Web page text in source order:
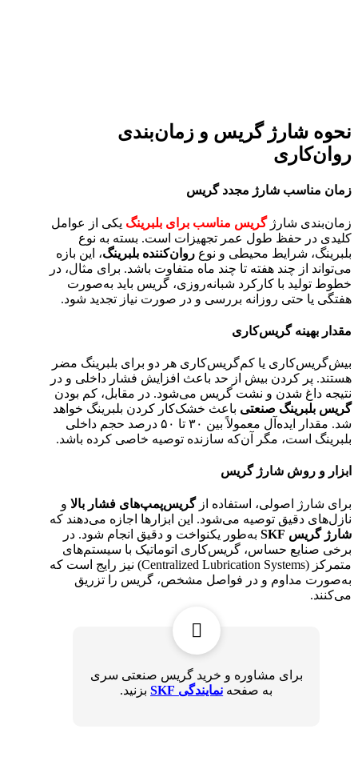
نحوه شارژ گریس و زمان‌بندی
روان‌کاری
زمان مناسب شارژ مجدد گریس
زمان‌بندی شارژگریس مناسب برای بلبرینگ یکی از عوامل
کلیدی در حفظ طول عمر تجهیزات است. بسته به نوع
بلبرینگ، شرایط محیطی و نوع روان‌کننده بلبرینگ، این بازه
می‌تواند از چند هفته تا چند ماه متفاوت باشد. برای مثال، در
خطوط تولید با کارکرد شبانه‌روزی، گریس باید به‌صورت
هفتگی یا حتی روزانه بررسی و در صورت نیاز تجدید شود.
مقدار بهینه گریس‌کاری
بیش‌گریس‌کاری یا کم‌گریس‌کاری هر دو برای بلبرینگ مضر
هستند. پر کردن بیش از حد باعث افزایش فشار داخلی و در
نتیجه داغ شدن و نشت گریس می‌شود. در مقابل، کم بودن
گریس بلبرینگ صنعتی باعث خشک‌کار کردن بلبرینگ خواهد
شد. مقدار ایده‌آل معمولاً بین ۳۰ تا ۵۰ درصد حجم داخلی
بلبرینگ است، مگر آن‌که سازنده توصیه خاصی کرده باشد.
ابزار و روش شارژ گریس
برای شارژ اصولی، استفاده ازگریس‌پمپ‌های فشار بالا و
نازل‌های دقیق توصیه می‌شود. این ابزارها اجازه می‌دهند که
شارژ گریس
به‌طور یکنواخت و دقیق انجام شود. در
برخی صنایع حساس، گریس‌کاری اتوماتیک با سیستم‌های
متمرکز (Centralized Lubrication Systems) نیز رایج است که
به‌صورت مداوم و در فواصل مشخص، گریس را تزریق
می‌کنند.
برای مشاوره و خرید گریس صنعتی سری
به صفحه نمایندگی SKF بزنید.